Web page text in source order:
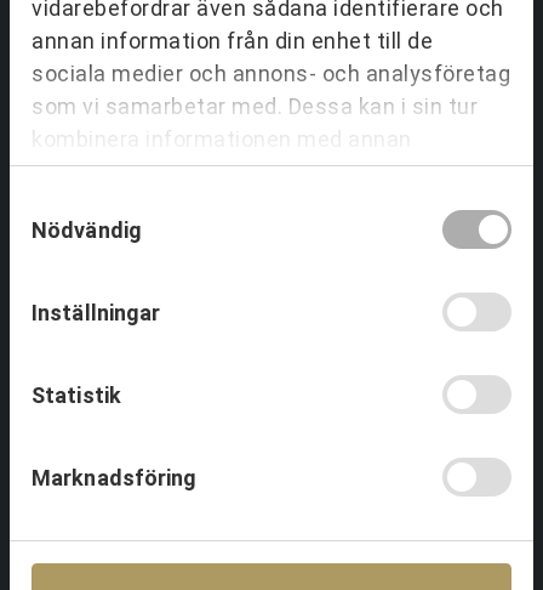
vidarebefordrar även sådana identifierare och
annan information från din enhet till de
sociala medier och annons- och analysföretag
som vi samarbetar med. Dessa kan i sin tur
kombinera informationen med annan
information som du har tillhandahållit eller
som de har samlat in när du har använt deras
tjänster.
Nödvändig
Inställningar
Statistik
Marknadsföring
Utbildningar Partnering
Om Partnering & Samverkan
Referenser
Om Team & Ledarskap
Aktiviteter
Föreläsningar